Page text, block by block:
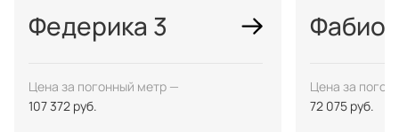
Федерика 3
Цена за погонный метр —
107 372 руб.
Фабио
Цена за
72 075 руб.